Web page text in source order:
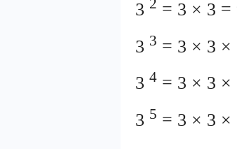
3 2 = 3 × 3 =
3 3 = 3 × 3 ×
3 4 = 3 × 3 ×
3 5 = 3 × 3 ×